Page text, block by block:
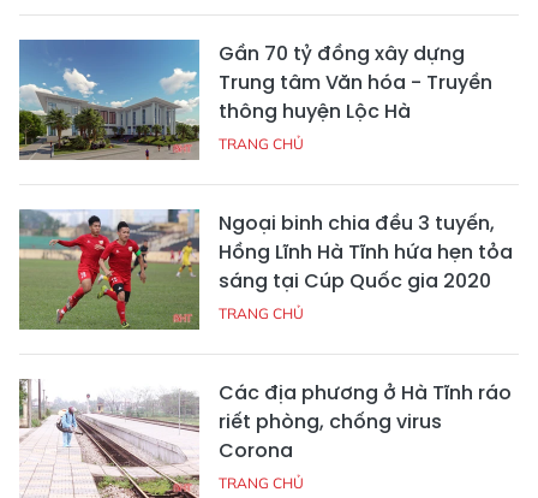
Gần 70 tỷ đồng xây dựng
Trung tâm Văn hóa - Truyền
thông huyện Lộc Hà
TRANG CHỦ
Ngoại binh chia đều 3 tuyến,
Hồng Lĩnh Hà Tĩnh hứa hẹn tỏa
sáng tại Cúp Quốc gia 2020
TRANG CHỦ
Các địa phương ở Hà Tĩnh ráo
riết phòng, chống virus
Corona
TRANG CHỦ